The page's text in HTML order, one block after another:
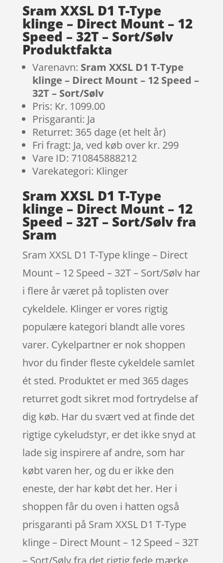
Sram XXSL D1 T-Type
klinge – Direct Mount – 12
Speed – 32T – Sort/Sølv
Produktfakta
Varenavn: Sram XXSL D1 T-Type
klinge – Direct Mount – 12 Speed –
32T – Sort/Sølv
Pris: Kr. 1099.00
Prisgaranti: Ja
Returret: 365 dage (et helt år)
Fri fragt: Ja, ved køb over kr. 299
Vare ID: 710845888212
Varekategori: Klinger
Sram XXSL D1 T-Type
klinge – Direct Mount – 12
Speed – 32T – Sort/Sølv fra
Sram
Sram XXSL D1 T-Type klinge – Direct
Mount – 12 Speed – 32T – Sort/Sølv har
i flere år været på toplisten over
cykeldele. Klinger er vores rigtig
populære kategori blandt alle vores
varer. Cykelpartner er nok shoppen
hvor du finder fleste cykeldele samlet
ét sted. Produktet er med 365 dages
returret godt sikret mod fortrydelse af
dig køb. Har du svært ved at finde det
rigtige cykeludstyr, er det ikke snyd at
lade sig inspirere af andre, som har
købt varen her, og du er ikke den
eneste, der har købt det her. Her i
shoppen får du oven i hatten også
prisgaranti på Sram XXSL D1 T-Type
klinge – Direct Mount – 12 Speed – 32T
– Sort/Sølv fra det rigtig fede mærke